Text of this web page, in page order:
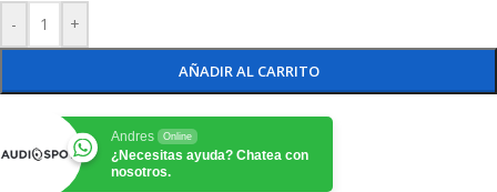
- +
AÑADIR AL CARRITO
Andres Online
¿Necesitas ayuda? Chatea con
nosotros.